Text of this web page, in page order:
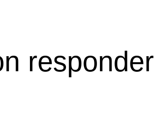
responder